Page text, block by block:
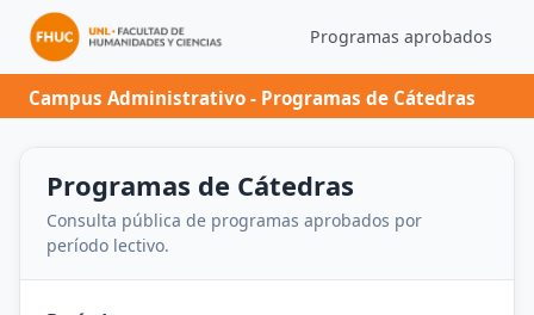
Programas aprobados
Campus Administrativo - Programas de Cátedras
Programas de Cátedras
Consulta pública de programas aprobados por
período lectivo.